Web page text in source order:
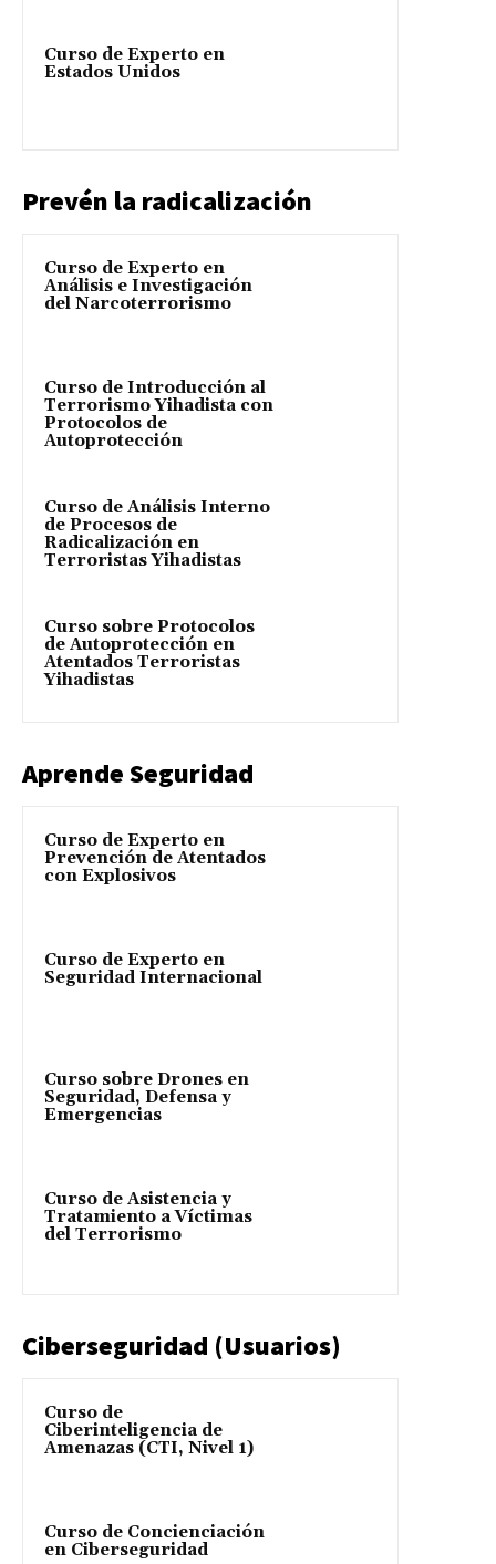
Curso de Experto en
Estados Unidos
Prevén la radicalización
Curso de Experto en
Análisis e Investigación
del Narcoterrorismo
Curso de Introducción al
Terrorismo Yihadista con
Protocolos de
Autoprotección
Curso de Análisis Interno
de Procesos de
Radicalización en
Terroristas Yihadistas
Curso sobre Protocolos
de Autoprotección en
Atentados Terroristas
Yihadistas
Aprende Seguridad
Curso de Experto en
Prevención de Atentados
con Explosivos
Curso de Experto en
Seguridad Internacional
Curso sobre Drones en
Seguridad, Defensa y
Emergencias
Curso de Asistencia y
Tratamiento a Víctimas
del Terrorismo
Ciberseguridad (Usuarios)
Curso de
Ciberinteligencia de
Amenazas (CTI, Nivel 1)
Curso de Concienciación
en Ciberseguridad